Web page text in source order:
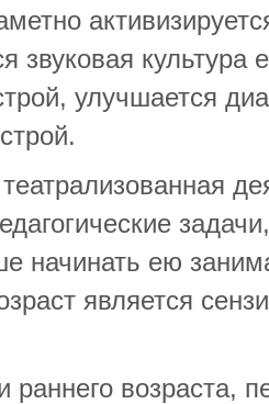
звуковая культура
улучшается
начинать ею
является
раннего возраста,